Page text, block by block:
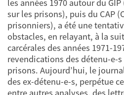
les années 1970 autour du
sur les prisons), puis du CAP
prisonniers), a été une
obstacles, en relayant, à la
carcérales des années 1971-
revendications des détenu-e-s
prisons. Aujourd’hui, le
des ex-détenu-e-s, perpétue